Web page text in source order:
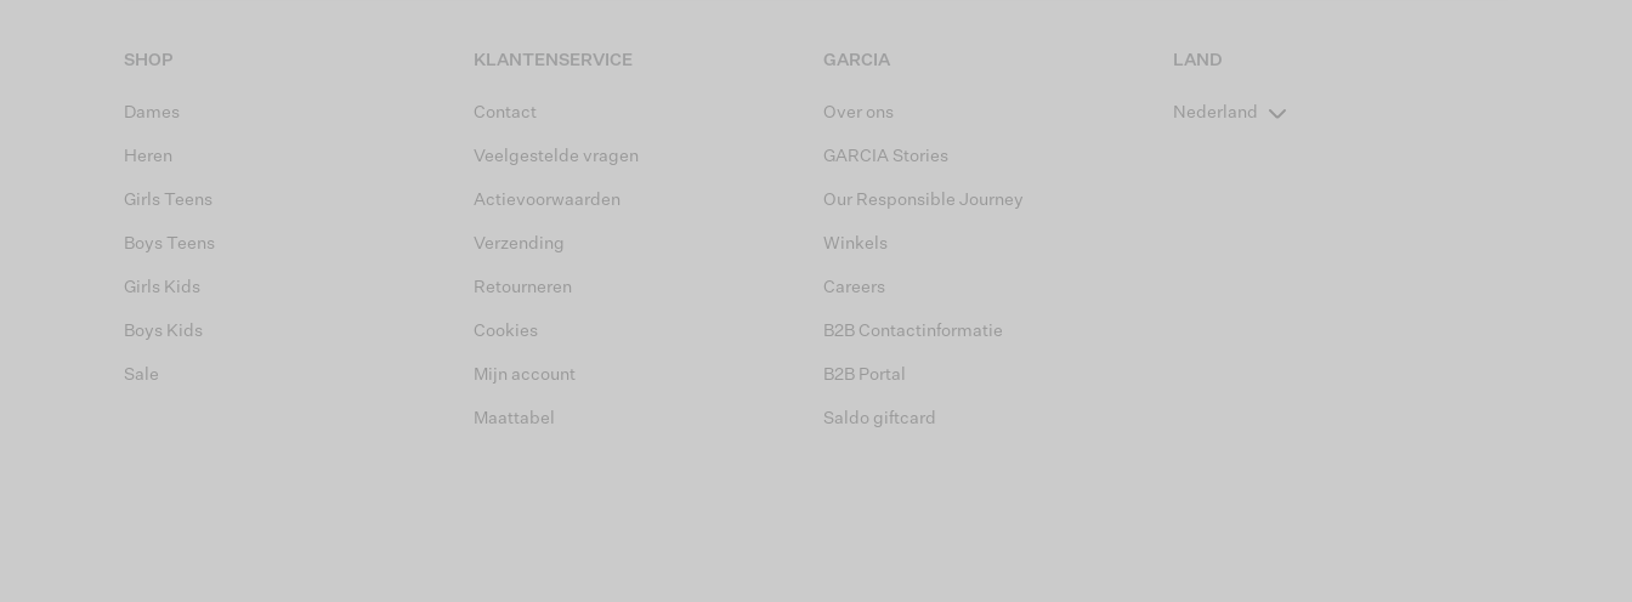
SHOP
Dames
Heren
Girls Teens
Boys Teens
Girls Kids
Boys Kids
Sale
KLANTENSERVICE
Contact
Veelgestelde vragen
Actievoorwaarden
Verzending
Retourneren
Cookies
Mijn account
Maattabel
GARCIA
Over ons
GARCIA Stories
Our Responsible Journey
Winkels
Careers
B2B Contactinformatie
B2B Portal
Saldo giftcard
LAND
Nederland